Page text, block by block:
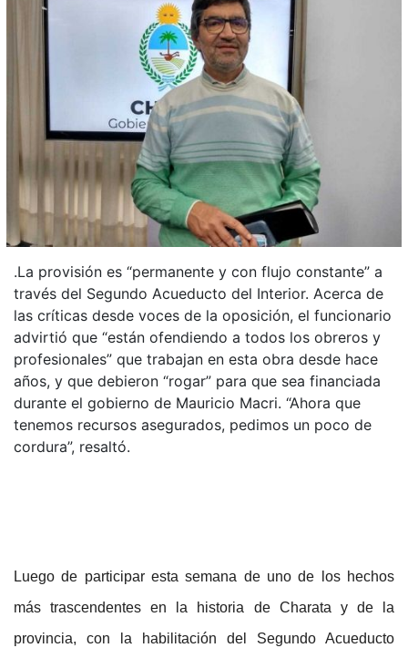
.La provisión es “permanente y con flujo constante” a
través del Segundo Acueducto del Interior. Acerca de
las críticas desde voces de la oposición, el funcionario
advirtió que “están ofendiendo a todos los obreros y
profesionales” que trabajan en esta obra desde hace
años, y que debieron “rogar” para que sea financiada
durante el gobierno de Mauricio Macri. “Ahora que
tenemos recursos asegurados, pedimos un poco de
cordura”, resaltó.
Luego de participar esta semana de uno de los hechos
más trascendentes en la historia de Charata y de la
provincia, con la habilitación del Segundo Acueducto